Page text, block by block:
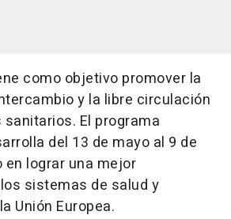
como objetivo promover la
y la libre circulación
El programa
del 13 de mayo al 9 de
en lograr una mejor
sistemas de salud y
Unión Europea.